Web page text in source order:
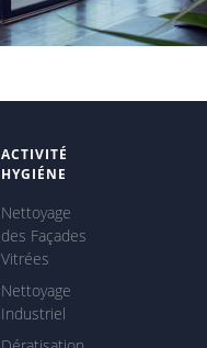
ACTIVITÉ
HYGIÉNE
Nettoyage
des Façades
Vitrées
Nettoyage
Industriel